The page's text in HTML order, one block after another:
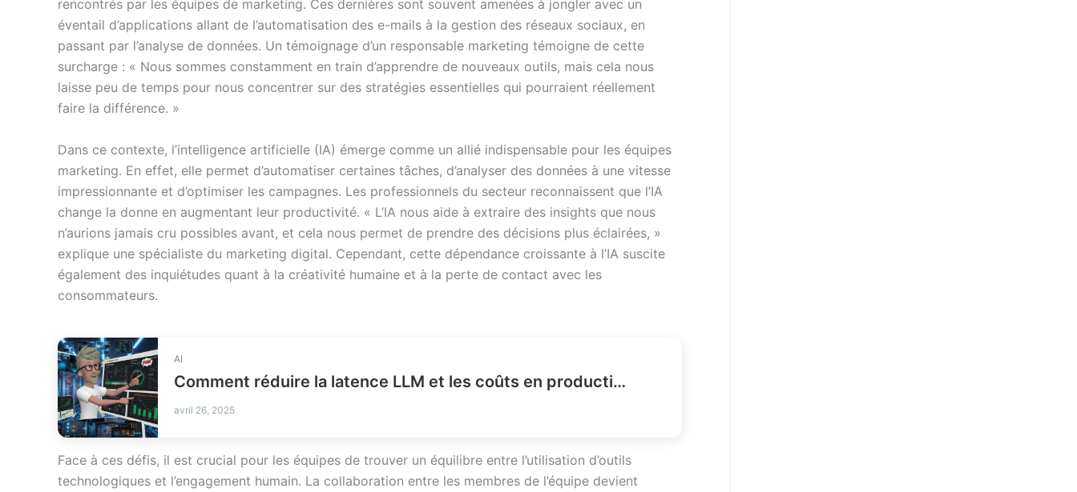
rencontrés par les équipes de marketing. Ces dernières sont souvent amenées à jongler avec un
éventail d’applications allant de l’automatisation des e-mails à la gestion des réseaux sociaux, en
passant par l’analyse de données. Un témoignage d’un responsable marketing témoigne de cette
surcharge : « Nous sommes constamment en train d’apprendre de nouveaux outils, mais cela nous
laisse peu de temps pour nous concentrer sur des stratégies essentielles qui pourraient réellement
faire la différence. »
Dans ce contexte, l’intelligence artificielle (IA) émerge comme un allié indispensable pour les équipes
marketing. En effet, elle permet d’automatiser certaines tâches, d’analyser des données à une vitesse
impressionnante et d’optimiser les campagnes. Les professionnels du secteur reconnaissent que l’IA
change la donne en augmentant leur productivité. « L’IA nous aide à extraire des insights que nous
n’aurions jamais cru possibles avant, et cela nous permet de prendre des décisions plus éclairées, »
explique une spécialiste du marketing digital. Cependant, cette dépendance croissante à l’IA suscite
également des inquiétudes quant à la créativité humaine et à la perte de contact avec les
consommateurs.
AI
Comment réduire la latence LLM et les coûts en production ?
avril 26, 2025
Face à ces défis, il est crucial pour les équipes de trouver un équilibre entre l’utilisation d’outils
technologiques et l’engagement humain. La collaboration entre les membres de l’équipe devient